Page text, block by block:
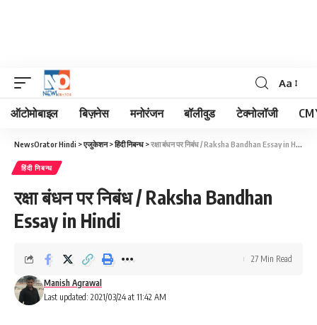
Font
Resizer
Aa
ऑटोमोबाइल बिज़नेस मनोरंजन बॉलीवुड टेक्नोलॉजी CM
NewsOrator Hindi >एजुकेशन>हिंदी निबन्ध >रक्षा बंधन पर निबंध / Raksha Bandhan Essay in Hindi
हिंदी निबन्ध
रक्षा बंधन पर निबंध / Raksha Bandhan
Essay in Hindi
Last updated: 2021/03/24 at 11:42 AM
Manish Agrawal
27 Min Read